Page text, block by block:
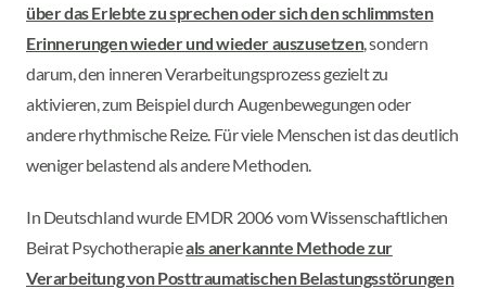
über das Erlebte zu sprechen oder sich den schlimmsten
Erinnerungen wieder und wieder auszusetzen, sondern
darum, den inneren Verarbeitungsprozess gezielt zu
aktivieren, zum Beispiel durch Augenbewegungen oder
andere rhythmische Reize. Für viele Menschen ist das deutlich
weniger belastend als andere Methoden.
In Deutschland wurde EMDR 2006 vom Wissenschaftlichen
Beirat Psychotherapieals anerkannte Methode zur
Verarbeitung von Posttraumatischen Belastungsstörungen